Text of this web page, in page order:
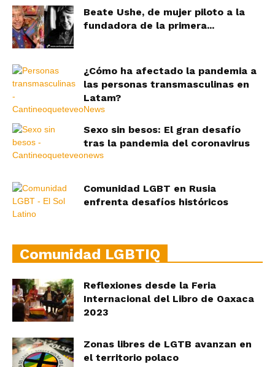
Beate Ushe, de mujer piloto a la
fundadora de la primera...
¿Cómo ha afectado la pandemia a
las personas transmasculinas en
Latam?
Sexo sin besos: El gran desafío
tras la pandemia del coronavirus
Comunidad LGBT en Rusia
enfrenta desafíos históricos
Comunidad LGBTIQ
Reflexiones desde la Feria
Internacional del Libro de Oaxaca
2023
Zonas libres de LGTB avanzan en
el territorio polaco